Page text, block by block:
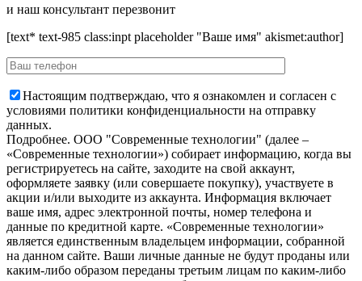
и наш консультант перезвонит
[text* text-985 class:inpt placeholder "Ваше имя" akismet:author]
Настоящим подтверждаю, что я ознакомлен и согласен с
условиями политики конфиденциальности на отправку
данных.
Подробнее. OOO "Современные технологии" (далее –
«Современные технологии») собирает информацию, когда вы
регистрируетесь на сайте, заходите на свой аккаунт,
оформляете заявку (или совершаете покупку), участвуете в
акции и/или выходите из аккаунта. Информация включает
ваше имя, адрес электронной почты, номер телефона и
данные по кредитной карте. «Современные технологии»
является единственным владельцем информации, собранной
на данном сайте. Ваши личные данные не будут проданы или
каким-либо образом переданы третьим лицам по каким-либо